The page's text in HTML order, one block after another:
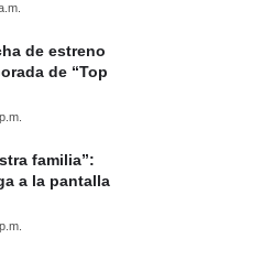
de estreno
de “Top
familia”:
a la pantalla